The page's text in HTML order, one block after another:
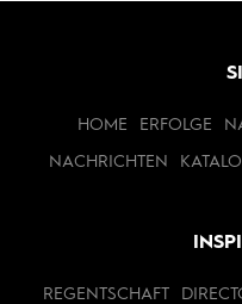
HOME ERFOLGE
NACHRICHTEN
REGENTSCHAFT